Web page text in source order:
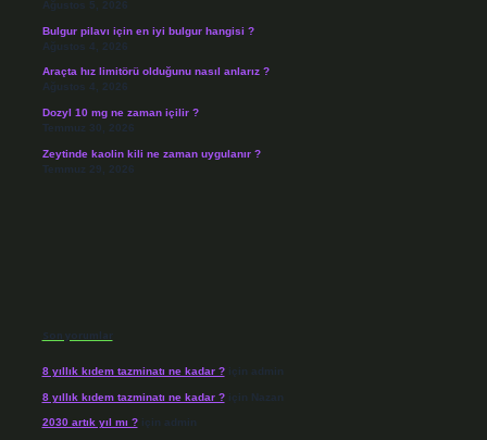
Ağustos 5, 2026
Bulgur pilavı için en iyi bulgur hangisi ?
Ağustos 4, 2026
Araçta hız limitörü olduğunu nasıl anlarız ?
Ağustos 4, 2026
Dozyl 10 mg ne zaman içilir ?
Temmuz 30, 2026
Zeytinde kaolin kili ne zaman uygulanır ?
Temmuz 29, 2026
Son yorumlar
8 yıllık kıdem tazminatı ne kadar ?için admin
8 yıllık kıdem tazminatı ne kadar ?için Nazan
2030 artık yıl mı ?için admin